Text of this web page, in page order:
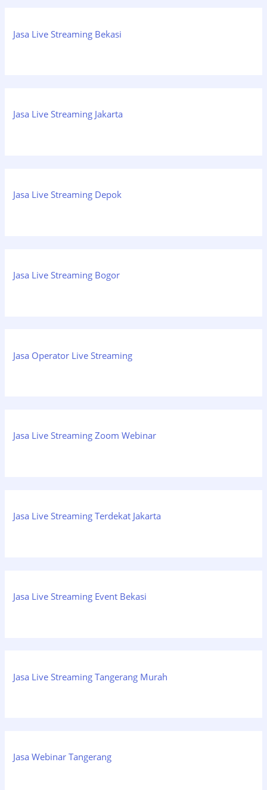
Jasa Live Streaming Bekasi
Jasa Live Streaming Jakarta
Jasa Live Streaming Depok
Jasa Live Streaming Bogor
Jasa Operator Live Streaming
Jasa Live Streaming Zoom Webinar
Jasa Live Streaming Terdekat Jakarta
Jasa Live Streaming Event Bekasi
Jasa Live Streaming Tangerang Murah
Jasa Webinar Tangerang